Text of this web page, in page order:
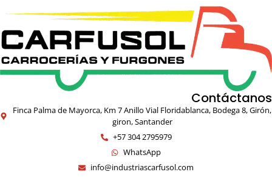
Contáctanos
Finca Palma de Mayorca, Km 7 Anillo Vial Floridablanca, Bodega 8, Girón,
giron, Santander
+57 304 2795979
WhatsApp
info@industriascarfusol.com